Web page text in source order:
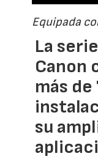
Equipada
La
Canon
más
su